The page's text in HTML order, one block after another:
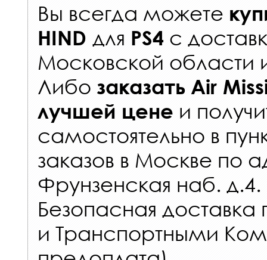
Вы всегда можете
HIND для PS4 с
Московской области
Либо заказать Air
лучшей цене и
самостоятельно в
заказов в Москве по
Фрунзенская наб. д.4.
Безопасная
и Транспортными